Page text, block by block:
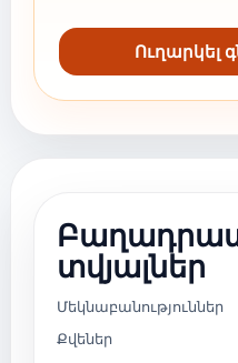
տվյալներ
Մեկնաբանություններ
Քվեներ